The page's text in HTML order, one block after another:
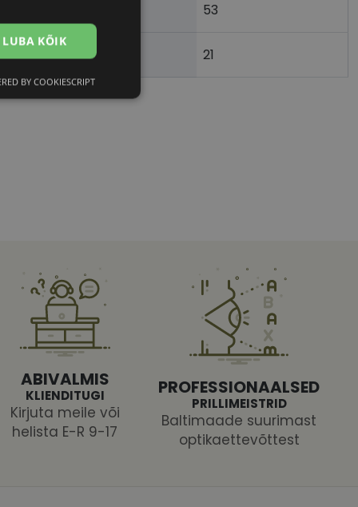
53
21
ABIVALMIS
KLIENDITUGI
Kirjuta meile või
helista E-R 9-17
PROFESSIONAALSED
PRILLIMEISTRID
Baltimaade suurimast
optikaettevõttest
LUBA KÕIK
küpsiste
selleks, et Cookie-
See on
eest
BY COOKIESCRIPT